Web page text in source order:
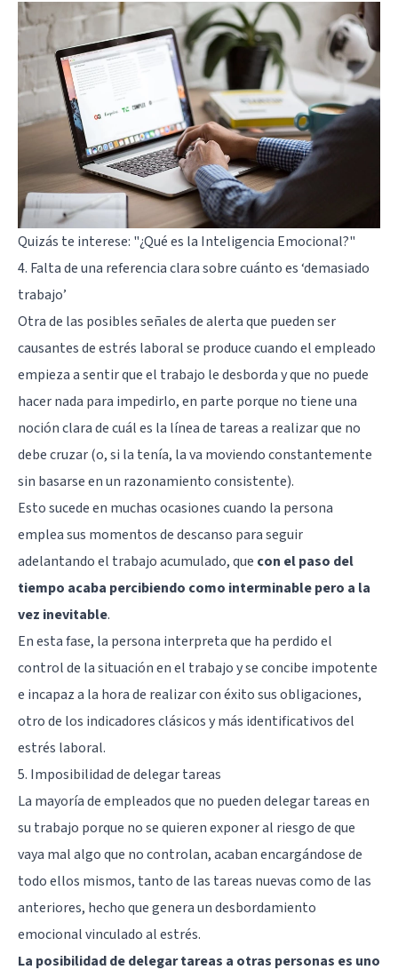
Quizás te interese: "¿Qué es la Inteligencia Emocional?"
4. Falta de una referencia clara sobre cuánto es ‘demasiado
trabajo’
Otra de las posibles señales de alerta que pueden ser
causantes de estrés laboral se produce cuando el empleado
empieza a sentir que el trabajo le desborda y que no puede
hacer nada para impedirlo, en parte porque no tiene una
noción clara de cuál es la línea de tareas a realizar que no
debe cruzar (o, si la tenía, la va moviendo constantemente
sin basarse en un razonamiento consistente).
Esto sucede en muchas ocasiones cuando la persona
emplea sus momentos de descanso para seguir
adelantando el trabajo acumulado, que con el paso del
tiempo acaba percibiendo como interminable pero a la
vez inevitable.
En esta fase, la persona interpreta que ha perdido el
control de la situación en el trabajo y se concibe impotente
e incapaz a la hora de realizar con éxito sus obligaciones,
otro de los indicadores clásicos y más identificativos del
estrés laboral.
5. Imposibilidad de delegar tareas
La mayoría de empleados que no pueden delegar tareas en
su trabajo porque no se quieren exponer al riesgo de que
vaya mal algo que no controlan, acaban encargándose de
todo ellos mismos, tanto de las tareas nuevas como de las
anteriores, hecho que genera un desbordamiento
emocional vinculado al estrés.
La posibilidad de delegar tareas a otras personas es uno